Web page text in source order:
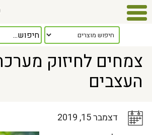
כלל המאמרים> צמחים לחיזוק מערכת
צמחים לחיזוק
העצבים
דצמבר 15, 2019